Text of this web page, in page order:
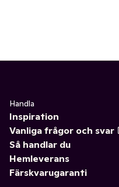
Handla
Inspiration
Vanliga frågor och svar
Så handlar du
Hemleverans
Färskvarugaranti